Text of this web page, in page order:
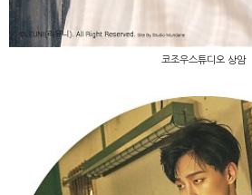
코조우스튜디오 상암